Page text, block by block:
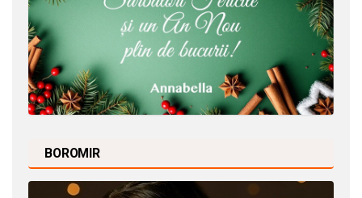
BOROMIR